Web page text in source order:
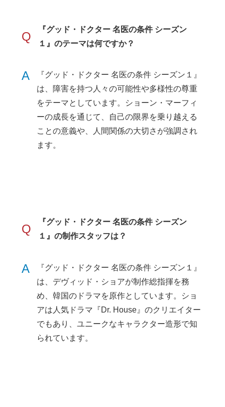
Q
『グッド・ドクター 名医の条件 シーズン
１』のテーマは何ですか？
A
『グッド・ドクター 名医の条件 シーズン１』
は、障害を持つ人々の可能性や多様性の尊重
をテーマとしています。ショーン・マーフィ
ーの成長を通じて、自己の限界を乗り越える
ことの意義や、人間関係の大切さが強調され
ます。
Q
『グッド・ドクター 名医の条件 シーズン
１』の制作スタッフは？
A
『グッド・ドクター 名医の条件 シーズン１』
は、デヴィッド・ショアが制作総指揮を務
め、韓国のドラマを原作としています。ショ
アは人気ドラマ『Dr. House』のクリエイター
でもあり、ユニークなキャラクター造形で知
られています。